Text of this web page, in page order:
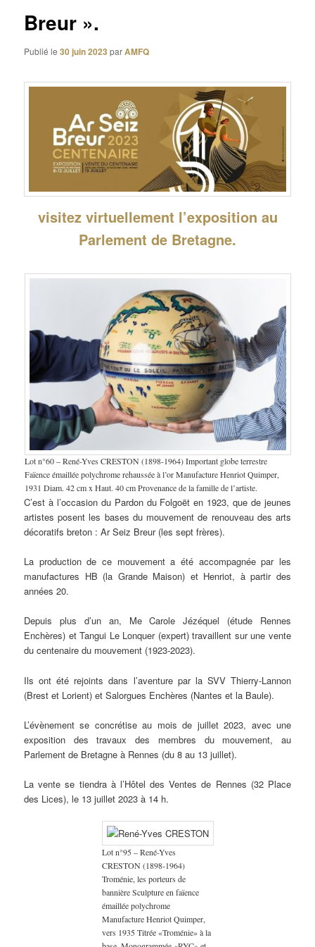
Breur ».
Publié le30 juin 2023 parAMFQ
visitez virtuellement l’exposition au
Parlement de Bretagne.
Lot n°60 – René-Yves CRESTON (1898-1964) Important globe terrestre
Faïence émaillée polychrome rehaussée à l’or Manufacture Henriot Quimper,
1931 Diam. 42 cm x Haut. 40 cm Provenance de la famille de l’artiste.
C’est à l’occasion du Pardon du Folgoët en 1923, que de jeunes
artistes posent les bases du mouvement de renouveau des arts
décoratifs breton : Ar Seiz Breur (les sept frères).
La production de ce mouvement a été accompagnée par les
manufactures HB (la Grande Maison) et Henriot, à partir des
années 20.
Depuis plus d’un an, Me Carole Jézéquel (étude Rennes
Enchères) et Tangui Le Lonquer (expert) travaillent sur une vente
du centenaire du mouvement (1923-2023).
Ils ont été rejoints dans l’aventure par la SVV Thierry-Lannon
(Brest et Lorient) et Salorgues Enchères (Nantes et la Baule).
L’évènement se concrétise au mois de juillet 2023, avec une
exposition des travaux des membres du mouvement, au
Parlement de Bretagne à Rennes (du 8 au 13 juillet).
La vente se tiendra à l’Hôtel des Ventes de Rennes (32 Place
des Lices), le 13 juillet 2023 à 14 h.
Lot n°95 – René-Yves
CRESTON (1898-1964)
Troménie, les porteurs de
bannière Sculpture en faïence
émaillée polychrome
Manufacture Henriot Quimper,
vers 1935 Titrée «Troménie» à la